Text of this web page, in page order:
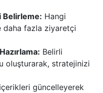
Belirleme: Hangi
daha fazla ziyaretçi
Belirli
oluşturarak, stratejinizi
güncelleyerek